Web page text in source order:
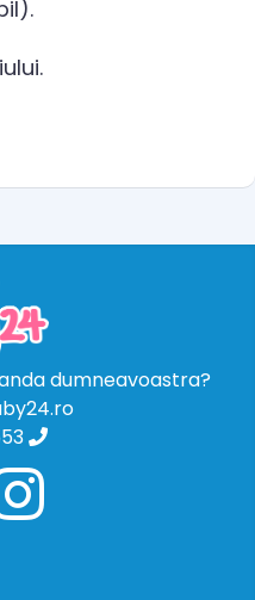
dumneavoastra?